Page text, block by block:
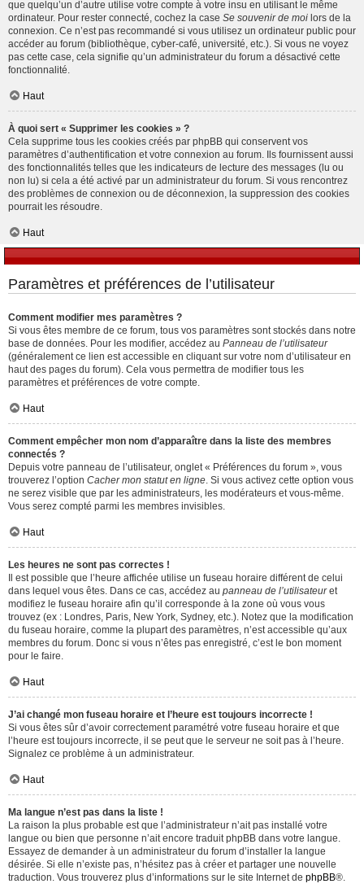
que quelqu’un d’autre utilise votre compte à votre insu en utilisant le même
ordinateur. Pour rester connecté, cochez la case Se souvenir de moi lors de la
connexion. Ce n’est pas recommandé si vous utilisez un ordinateur public pour
accéder au forum (bibliothèque, cyber-café, université, etc.). Si vous ne voyez
pas cette case, cela signifie qu’un administrateur du forum a désactivé cette
fonctionnalité.
Haut
À quoi sert « Supprimer les cookies » ?
Cela supprime tous les cookies créés par phpBB qui conservent vos
paramètres d’authentification et votre connexion au forum. Ils fournissent aussi
des fonctionnalités telles que les indicateurs de lecture des messages (lu ou
non lu) si cela a été activé par un administrateur du forum. Si vous rencontrez
des problèmes de connexion ou de déconnexion, la suppression des cookies
pourrait les résoudre.
Haut
Paramètres et préférences de l’utilisateur
Comment modifier mes paramètres ?
Si vous êtes membre de ce forum, tous vos paramètres sont stockés dans notre
base de données. Pour les modifier, accédez au Panneau de l’utilisateur
(généralement ce lien est accessible en cliquant sur votre nom d’utilisateur en
haut des pages du forum). Cela vous permettra de modifier tous les
paramètres et préférences de votre compte.
Haut
Comment empêcher mon nom d’apparaître dans la liste des membres
connectés ?
Depuis votre panneau de l’utilisateur, onglet « Préférences du forum », vous
trouverez l’option Cacher mon statut en ligne . Si vous activez cette option vous
ne serez visible que par les administrateurs, les modérateurs et vous-même.
Vous serez compté parmi les membres invisibles.
Haut
Les heures ne sont pas correctes !
Il est possible que l’heure affichée utilise un fuseau horaire différent de celui
dans lequel vous êtes. Dans ce cas, accédez au panneau de l’utilisateuret
modifiez le fuseau horaire afin qu’il corresponde à la zone où vous vous
trouvez (ex : Londres, Paris, New York, Sydney, etc.). Notez que la modification
du fuseau horaire, comme la plupart des paramètres, n’est accessible qu’aux
membres du forum. Donc si vous n’êtes pas enregistré, c’est le bon moment
pour le faire.
Haut
J’ai changé mon fuseau horaire et l’heure est toujours incorrecte !
Si vous êtes sûr d’avoir correctement paramétré votre fuseau horaire et que
l’heure est toujours incorrecte, il se peut que le serveur ne soit pas à l’heure.
Signalez ce problème à un administrateur.
Haut
Ma langue n’est pas dans la liste !
La raison la plus probable est que l’administrateur n’ait pas installé votre
langue ou bien que personne n’ait encore traduit phpBB dans votre langue.
Essayez de demander à un administrateur du forum d’installer la langue
désirée. Si elle n’existe pas, n’hésitez pas à créer et partager une nouvelle
traduction. Vous trouverez plus d’informations sur le site Internet de phpBB®.